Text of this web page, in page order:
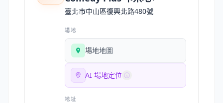
臺北市中山區復興北路480號
場地
場地地圖
AI 場地定位
地址